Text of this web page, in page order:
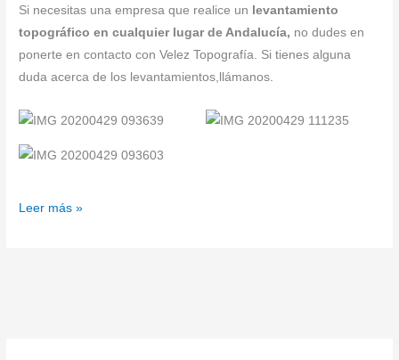
Si necesitas una empresa que realice un levantamiento
topográfico en cualquier lugar de Andalucía, no dudes en
ponerte en contacto con Velez Topografía. Si tienes alguna
duda acerca de los levantamientos,llámanos.
Leer más »